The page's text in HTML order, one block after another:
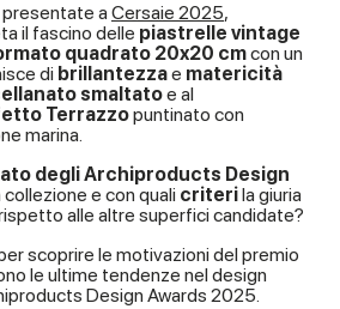
presentate a Cersaie 2025,
il fascino delle piastrelle vintage
quadrato 20x20 cmcon un
di brillantezzae matericità
smaltatoe al
Terrazzopuntinato con
marina.
degli Archiproducts Design
e con quali criterila giuria
alle altre superfici candidate?
scoprire le motivazioni del premio
le ultime tendenze nel design
Design Awards 2025.